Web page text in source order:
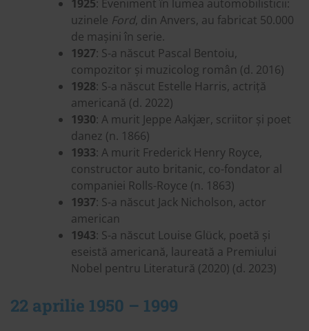
1925: Eveniment în lumea automobilisticii:
uzinele Ford, din Anvers, au fabricat 50.000
de mașini în serie.
1927: S-a născut Pascal Bentoiu,
compozitor și muzicolog român (d. 2016)
1928: S-a născut Estelle Harris, actriță
americană (d. 2022)
1930: A murit Jeppe Aakjær, scriitor și poet
danez (n. 1866)
1933: A murit Frederick Henry Royce,
constructor auto britanic, co-fondator al
companiei Rolls-Royce (n. 1863)
1937: S-a născut Jack Nicholson, actor
american
1943: S-a născut Louise Glück, poetă și
eseistă americană, laureată a Premiului
Nobel pentru Literatură (2020) (d. 2023)
22 aprilie 1950 – 1999